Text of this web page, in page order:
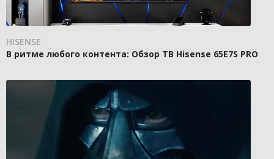
HISENSE
В ритме любого контента: Обзор ТВ Hisense 65E7S PRO